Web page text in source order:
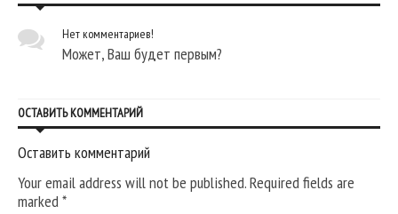
Нет комментариев!
Может, Ваш будет первым?
ОСТАВИТЬ КОММЕНТАРИЙ
Оставить комментарий
Your email address will not be published. Required fields are
marked*